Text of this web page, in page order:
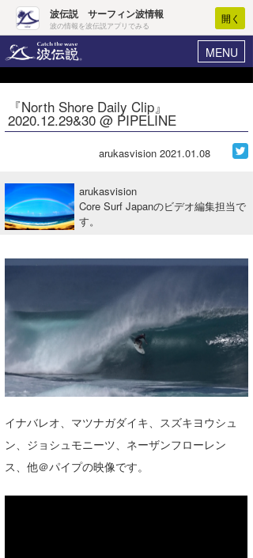
波伝説 サーフィン波情報
波の情報を波伝説アプリでみる
開く
MENU
ヘルプ マイホーム
ログイン
波情報･概況
WAVE HUNTER 波予想ツール
サーフィンエリアガイド
会員メニュー
今月のプレゼント
『North Shore Daily Clip』
2020.12.29&30 @ PIPELINE
arukasvision 2021.01.08
arukasvision
Core Surf Japanのビデオ編集担当で
す。
イナバレオ、マツナガダイキ、スズキヨウシュ
ン、ジョシュモニーツ、ネーザンフローレン
ス、他＠パイプの映像です。
Core Surf Japan
アート＆エンタメ
トラベル
ショップ情報
湘南
千葉北
伊豆
千葉南
大阪
ウラナミ
お知らせ
その他
ルール＆How to
VOTE!